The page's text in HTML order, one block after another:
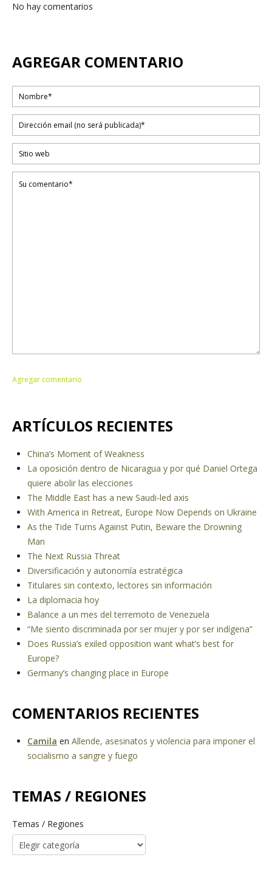
No hay comentarios
AGREGAR COMENTARIO
ARTÍCULOS RECIENTES
China’s Moment of Weakness
La oposición dentro de Nicaragua y por qué Daniel Ortega
quiere abolir las elecciones
The Middle East has a new Saudi-led axis
With America in Retreat, Europe Now Depends on Ukraine
As the Tide Turns Against Putin, Beware the Drowning
Man
The Next Russia Threat
Diversificación y autonomía estratégica
Titulares sin contexto, lectores sin información
La diplomacia hoy
Balance a un mes del terremoto de Venezuela
“Me siento discriminada por ser mujer y por ser indígena”
Does Russia’s exiled opposition want what’s best for
Europe?
Germany’s changing place in Europe
COMENTARIOS RECIENTES
Camila en Allende, asesinatos y violencia para imponer el
socialismo a sangre y fuego
TEMAS / REGIONES
Temas / Regiones